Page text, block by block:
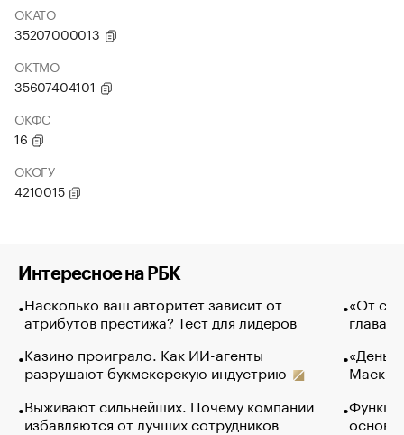
ОКАТО
35207000013
ОКТМО
35607404101
ОКФС
16
ОКОГУ
4210015
Интересное на РБК
Насколько ваш авторитет зависит от
атрибутов престижа? Тест для лидеров
Казино проиграло. Как ИИ-агенты
разрушают букмекерскую индустрию
Выживают сильнейших. Почему компании
избавляются от лучших сотрудников
«От
глава
Маск в
основ